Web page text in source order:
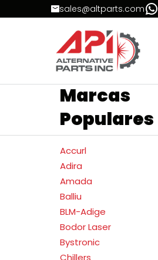
Skip to Contentsales@altparts.com
Marcas
Populares
Accurl
Adira
Amada
Balliu
BLM-Adige
Bodor Laser
Bystronic